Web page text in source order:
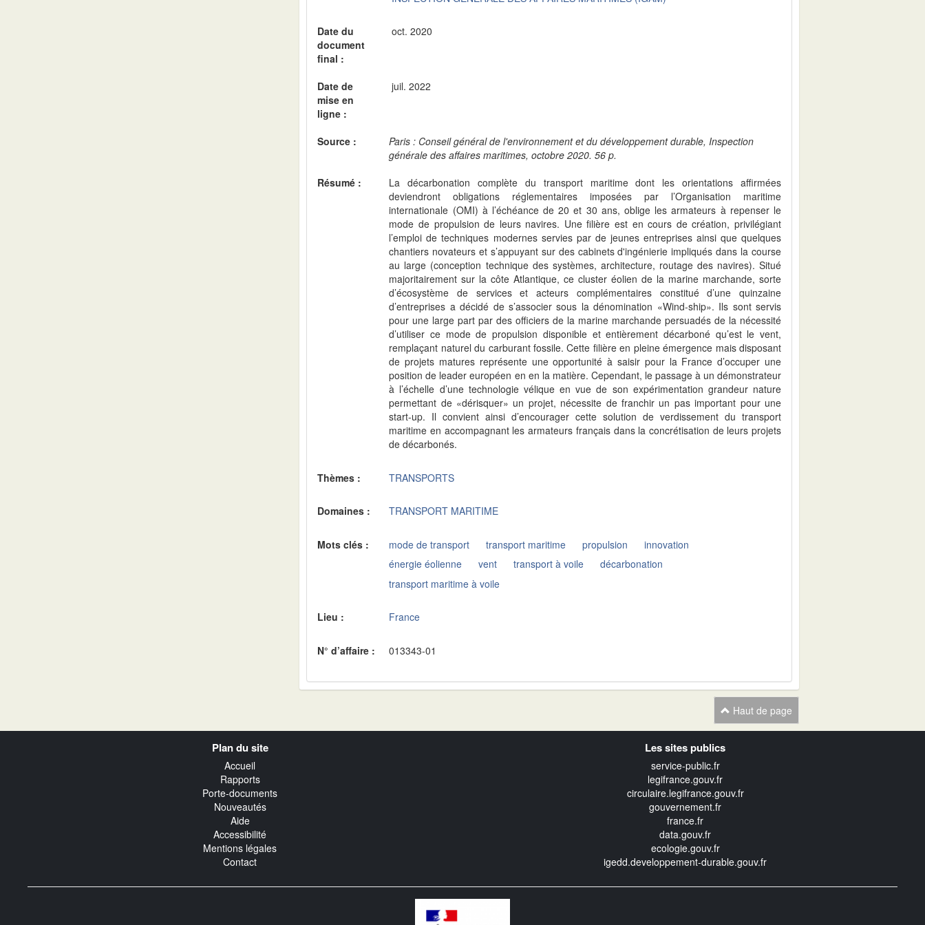
Date du
document
final :
oct. 2020
Date de
mise en
ligne :
juil. 2022
Source :
Paris : Conseil général de l'environnement et du développement durable, Inspection
générale des affaires maritimes, octobre 2020. 56 p.
Résumé :
La décarbonation complète du transport maritime dont les orientations affirmées
deviendront obligations réglementaires imposées par l’Organisation maritime
internationale (OMI) à l’échéance de 20 et 30 ans, oblige les armateurs à repenser le
mode de propulsion de leurs navires. Une filière est en cours de création, privilégiant
l’emploi de techniques modernes servies par de jeunes entreprises ainsi que quelques
chantiers novateurs et s’appuyant sur des cabinets d'ingénierie impliqués dans la course
au large (conception technique des systèmes, architecture, routage des navires). Situé
majoritairement sur la côte Atlantique, ce cluster éolien de la marine marchande, sorte
d’écosystème de services et acteurs complémentaires constitué d’une quinzaine
d’entreprises a décidé de s’associer sous la dénomination «Wind-ship». Ils sont servis
pour une large part par des officiers de la marine marchande persuadés de la nécessité
d’utiliser ce mode de propulsion disponible et entièrement décarboné qu’est le vent,
remplaçant naturel du carburant fossile. Cette filière en pleine émergence mais disposant
de projets matures représente une opportunité à saisir pour la France d’occuper une
position de leader européen en en la matière. Cependant, le passage à un démonstrateur
à l’échelle d’une technologie vélique en vue de son expérimentation grandeur nature
permettant de «dérisquer» un projet, nécessite de franchir un pas important pour une
start-up. Il convient ainsi d’encourager cette solution de verdissement du transport
maritime en accompagnant les armateurs français dans la concrétisation de leurs projets
de décarbonés.
Thèmes : TRANSPORTS
Domaines : TRANSPORT MARITIME
Mots clés : mode de transport transport maritime propulsion
innovation
énergie éolienne
vent transport à voile
décarbonation
transport maritime à voile
Lieu : France
N° d’affaire : 013343-01
Haut de page
Plan du site
Accueil
Rapports
Porte-documents
Nouveautés
Aide
Accessibilité
Mentions légales
Contact
Les sites publics
service-public.fr
legifrance.gouv.fr
circulaire.legifrance.gouv.fr
gouvernement.fr
france.fr
data.gouv.fr
ecologie.gouv.fr
igedd.developpement-durable.gouv.fr